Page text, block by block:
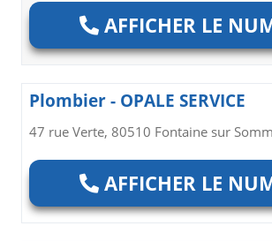
AFFICHER LE
Plombier - OPALE SERVICE
47 rue Verte, 80510 Fontaine sur
AFFICHER LE